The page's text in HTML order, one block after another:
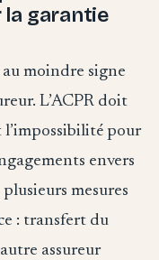
garantie
moindre signe
L’ACPR doit
pour
envers
plusieurs mesures
: transfert du
assureur